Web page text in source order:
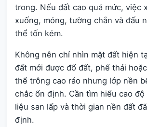
trong. Nếu đất cao quá mức, việc
xuống, móng, tường chắn và đấu
thể tốn kém.
Không nên chỉ nhìn mặt đất hiện
đất mới được đổ đất, phế thải
thể trông cao ráo nhưng lớp nền
chắc ổn định. Cần tìm hiểu cao
liệu san lấp và thời gian nền đất
định.